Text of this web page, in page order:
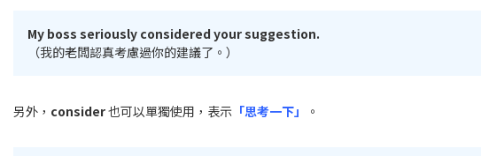
My boss seriously considered your suggestion.
（我的老闆認真考慮過你的建議了。）
另外， consider也可以單獨使用，表示 「思考一下」 。